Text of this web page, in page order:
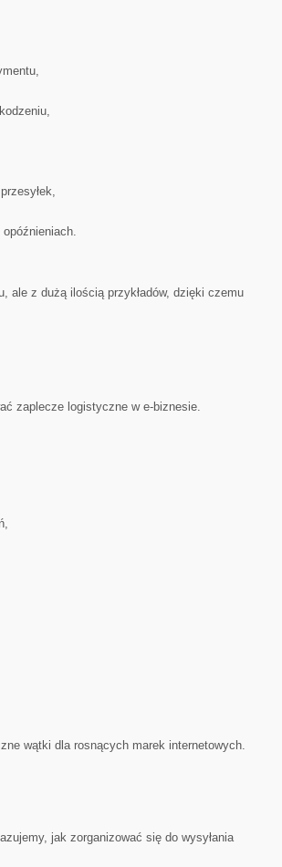
ale z dużą ilością przykładów, dzięki czemu
zaplecze logistyczne w e-biznesie.
wątki dla rosnących marek internetowych.
jak zorganizować się do wysyłania